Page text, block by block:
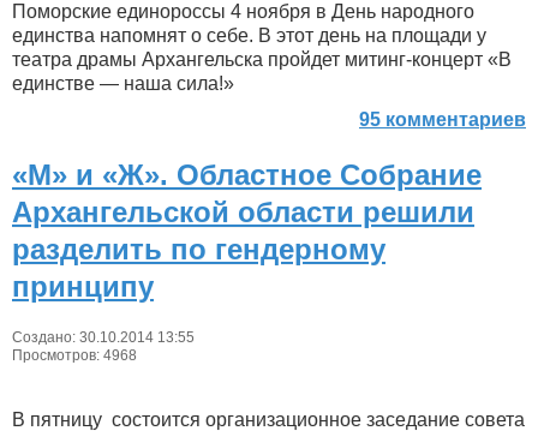
Поморские единороссы 4 ноября в День народного
единства напомнят о себе. В этот день на площади у
театра драмы Архангельска пройдет митинг-концерт «В
единстве — наша сила!»
95 комментариев
«М» и «Ж». Областное Собрание
Архангельской области решили
разделить по гендерному
принципу
Создано: 30.10.2014 13:55
Просмотров: 4968
В пятницу состоится организационное заседание совета